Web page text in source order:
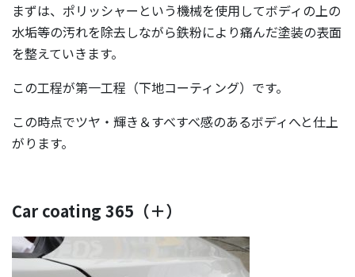
まずは、ポリッシャーという機械を使用してボディの上の
水垢等の汚れを除去しながら鉄粉により痛んだ塗装の表面
を整えていきます。
この工程が第一工程（下地コーティング）です。
この時点でツヤ・輝き＆すべすべ感のあるボディへと仕上
がります。
Car coating 365（＋）